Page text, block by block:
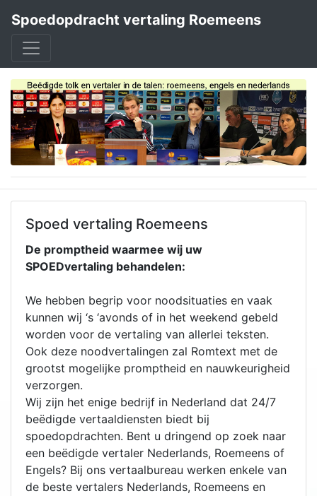
Spoedopdracht vertaling Roemeens
Spoed vertaling Roemeens
De promptheid waarmee wij uw
SPOEDvertaling behandelen:
We hebben begrip voor noodsituaties en vaak
kunnen wij ‘s ‘avonds of in het weekend gebeld
worden voor de vertaling van allerlei teksten.
Ook deze noodvertalingen zal Romtext met de
grootst mogelijke promptheid en nauwkeurigheid
verzorgen.
Wij zijn het enige bedrijf in Nederland dat 24/7
beëdigde vertaaldiensten biedt bij
spoedopdrachten. Bent u dringend op zoek naar
een beëdigde vertaler Nederlands, Roemeens of
Engels? Bij ons vertaalbureau werken enkele van
de beste vertalers Nederlands, Roemeens en